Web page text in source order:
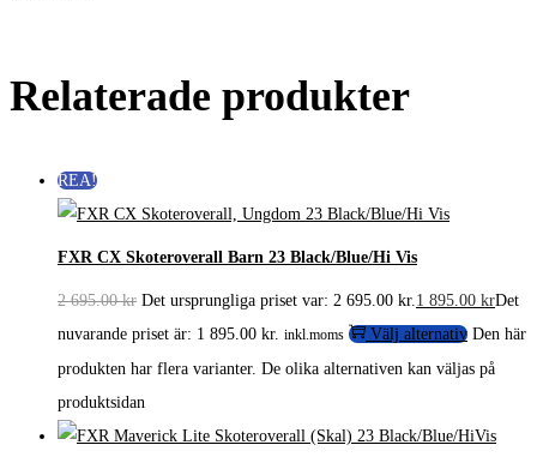
Relaterade produkter
REA!
FXR CX Skoteroverall Barn 23 Black/Blue/Hi Vis
2 695.00kr Det ursprungliga priset var: 2 695.00 kr. 1 895.00 krDet
nuvarande priset är: 1 895.00 kr. inkl.moms Välj alternativ Den här
produkten har flera varianter. De olika alternativen kan väljas på
produktsidan